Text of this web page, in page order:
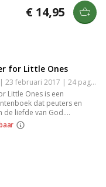
gaat naar het perfecte
om Gods liefde met je
€ 14,95
for Little Ones
Engels | Boardboek | 23 februari 2017 | 24 pagina's | 9780718086978
Little Ones is een
dat peuters en
de liefde van God.
Tomlin en Pat Barrett,
teksten met kleurrijke
eenvoudig en leuk